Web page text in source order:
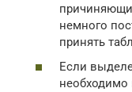
немного
принять
Если
необходимо